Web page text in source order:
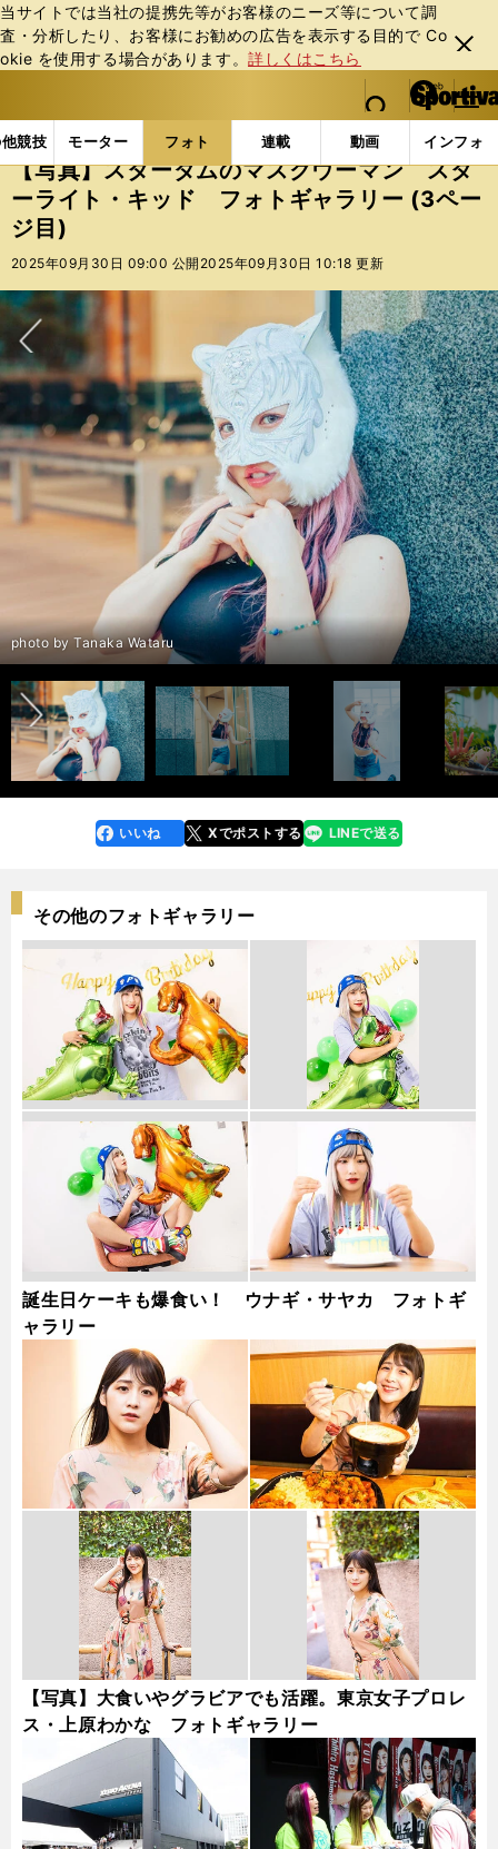
当サイトでは当社の提携先等がお客様のニーズ等について調
査・分析したり、お客様にお勧めの広告を表⽰する⽬的で Co
okie を使⽤する場合があります。詳しくはこちら
閉じ
る
web Sportiva (webスポルティーバ)
検索
マイペ
ー
ジ
メニュ
競技 モーター フォト 連載 動画 インフォ
b
ス
ポ
ル
テ
ー
バ
フォトギャラリー コラムフォト 【写真】スターダ
【写真】スターダムのマスクウーマン スタ
ーライト・キッド フォトギャラリー (3ペー
ジ目)
2025年09月30日 09:00 公開 2025年09月30日 10:18 更新
次へ
photo by Tanaka Wataru
前編の記事を読む＞＞
後編の記事を読む＞＞
前へ
faceboo
k
いいね Xでポストする
line LINEで送る
その他のフォトギャラリー
誕生日ケーキも爆食い！ ウナギ・サヤカ フォトギ
ャラリー
【写真】大食いやグラビアでも活躍。東京女子プロレ
ス・上原わかな フォトギャラリー